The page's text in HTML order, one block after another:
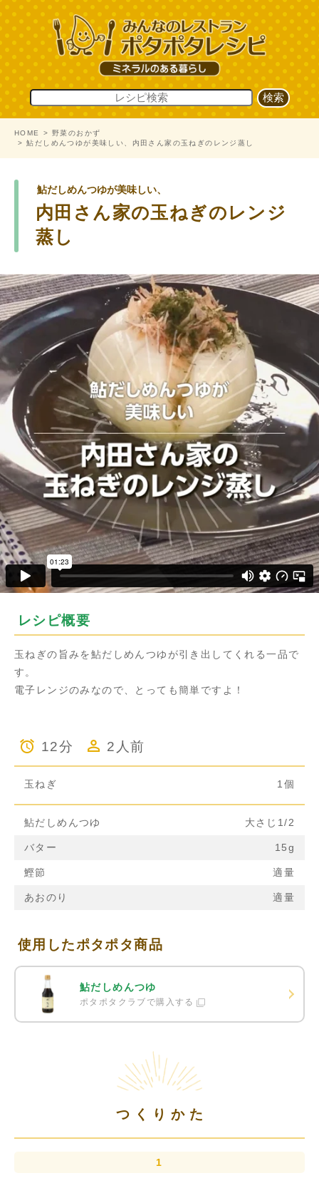
HOME
野菜のおかず
鮎だしめんつゆが美味しい、内田さん家の玉ねぎのレンジ蒸し
鮎だしめんつゆが美味しい、
内田さん家の玉ねぎのレンジ
蒸し
レシピ概要
玉ねぎの旨みを鮎だしめんつゆが引き出してくれる一品で
す。
電子レンジのみなので、とっても簡単ですよ！
12分 2人前
玉ねぎ 1個
鮎だしめんつゆ 大さじ1/2
バター 15g
鰹節 適量
あおのり 適量
使用したポタポタ商品
鮎だしめんつゆ
ポタポタクラブで購入する
つくりかた